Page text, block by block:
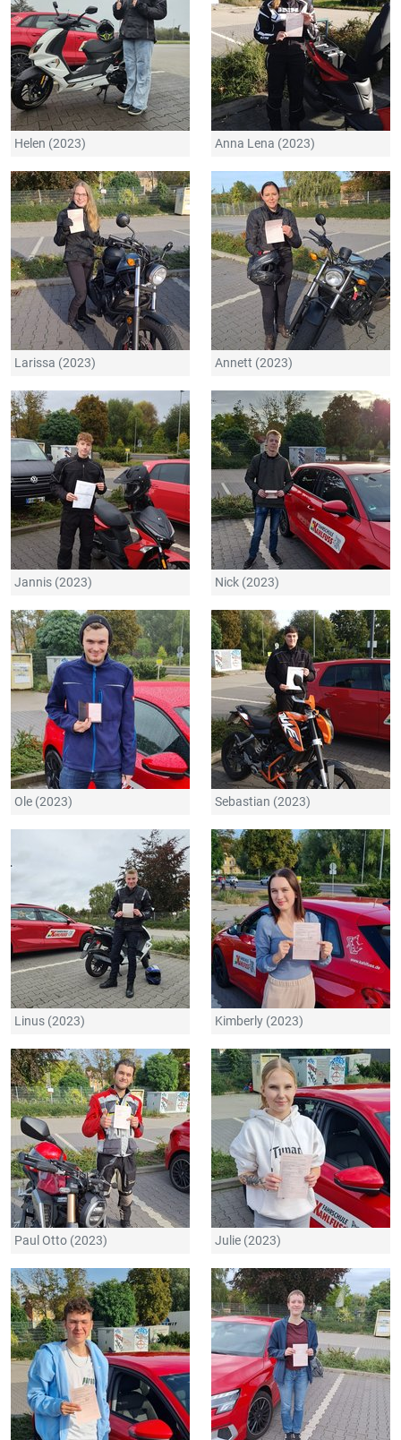
Helen (2023) Anna Lena (2023)
Larissa (2023) Annett (2023)
Jannis (2023) Nick (2023)
Ole (2023) Sebastian (2023)
Linus (2023) Kimberly (2023)
Paul Otto (2023) Julie (2023)